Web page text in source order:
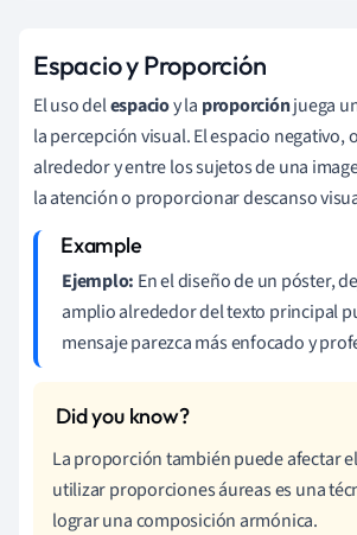
Espacio y Proporción
El uso delespacioy la proporciónjuega
la percepción visual. El espacio negativo,
alrededor y entre los sujetos de una
la atención o proporcionar descanso
Ejemplo: En el diseño de un póster,
amplio alrededor del texto principal
mensaje parezca más enfocado y
La proporción también puede afectar
utilizar proporciones áureas es una
lograr una composición armónica.